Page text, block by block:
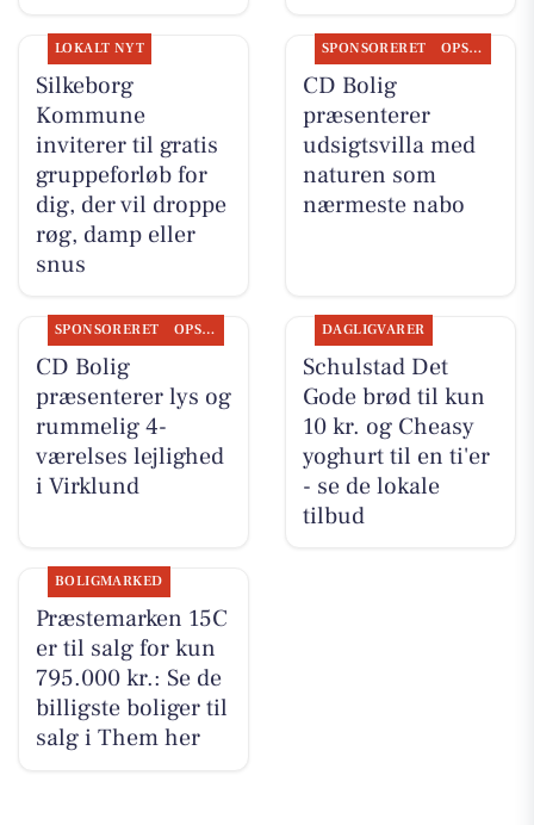
LOKALT NYT
Silkeborg
Kommune
inviterer til gratis
gruppeforløb for
dig, der vil droppe
røg, damp eller
snus
SPONSORERET OPSLAGSTAVLEN
CD Bolig
præsenterer
udsigtsvilla med
naturen som
nærmeste nabo
SPONSORERET OPSLAGSTAVLEN
CD Bolig
præsenterer lys og
rummelig 4-
værelses lejlighed
i Virklund
DAGLIGVARER
Schulstad Det
Gode brød til kun
10 kr. og Cheasy
yoghurt til en ti'er
- se de lokale
tilbud
BOLIGMARKED
Præstemarken 15C
er til salg for kun
795.000 kr.: Se de
billigste boliger til
salg i Them her